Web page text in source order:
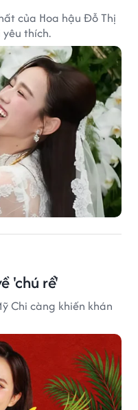
của Hoa hậu Đỗ Thị
thích.
'chú rể'
Chi càng khiến khán